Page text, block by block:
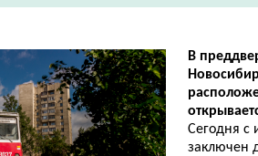
​В
Сегодня с
заключен